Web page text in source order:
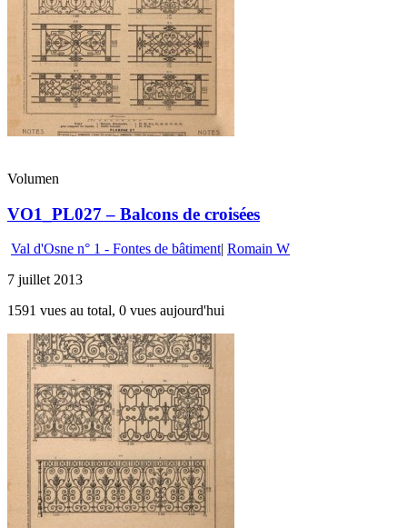
Volumen
VO1_PL027 – Balcons de croisées
Val d'Osne n° 1 - Fontes de bâtiment| Romain W
7 juillet 2013
1591 vues au total, 0 vues aujourd'hui